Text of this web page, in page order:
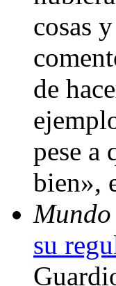
cosas
de
pese a
bien»,
su